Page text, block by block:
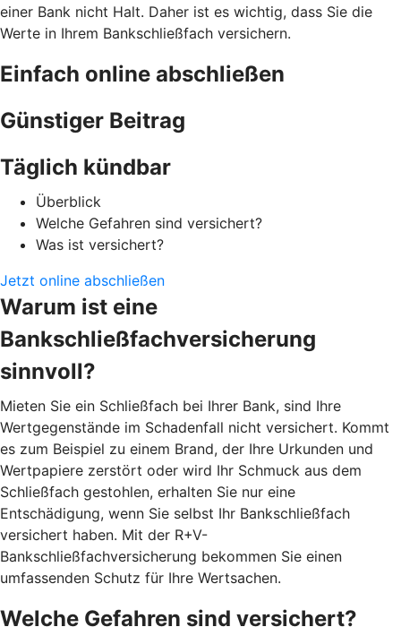
einer Bank nicht Halt. Daher ist es wichtig, dass Sie die
Werte in Ihrem Bankschließfach versichern.
Einfach online abschließen
Günstiger Beitrag
Täglich kündbar
Überblick
Welche Gefahren sind versichert?
Was ist versichert?
Jetzt online abschließen
Warum ist eine
Bankschließfachversicherung
sinnvoll?
Mieten Sie ein Schließfach bei Ihrer Bank, sind Ihre
Wertgegenstände im Schadenfall nicht versichert. Kommt
es zum Beispiel zu einem Brand, der Ihre Urkunden und
Wertpapiere zerstört oder wird Ihr Schmuck aus dem
Schließfach gestohlen, erhalten Sie nur eine
Entschädigung, wenn Sie selbst Ihr Bankschließfach
versichert haben. Mit der R+V-
Bankschließfachversicherung bekommen Sie einen
umfassenden Schutz für Ihre Wertsachen.
Welche Gefahren sind versichert?